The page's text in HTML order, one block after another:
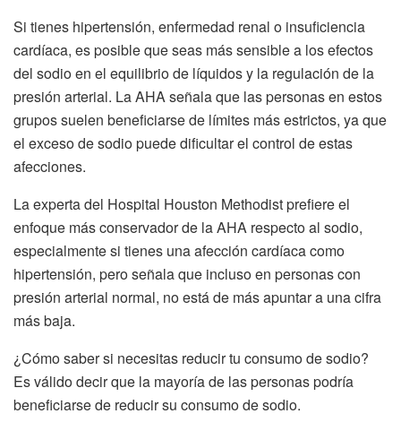
Si tienes hipertensión, enfermedad renal o insuficiencia
cardíaca, es posible que seas más sensible a los efectos
del sodio en el equilibrio de líquidos y la regulación de la
presión arterial. La AHA señala que las personas en estos
grupos suelen beneficiarse de límites más estrictos, ya que
el exceso de sodio puede dificultar el control de estas
afecciones.
La experta del Hospital Houston Methodist prefiere el
enfoque más conservador de la AHA respecto al sodio,
especialmente si tienes una afección cardíaca como
hipertensión, pero señala que incluso en personas con
presión arterial normal, no está de más apuntar a una cifra
más baja.
¿Cómo saber si necesitas reducir tu consumo de sodio?
Es válido decir que la mayoría de las personas podría
beneficiarse de reducir su consumo de sodio.